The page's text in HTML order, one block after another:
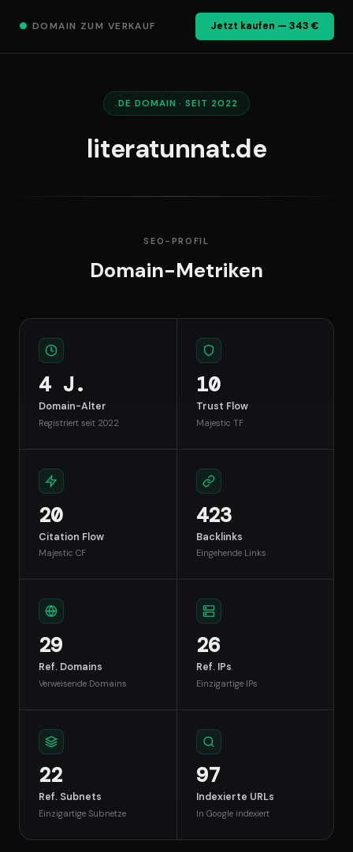
● DOMAIN ZUM VERKAUF Jetzt kaufen — 343 €
.DE DOMAIN · SEIT 2022
literatunnat.de
SEO-PROFIL
Domain-Metriken
4 J.
Domain-Alter
Registriert seit 2022
10
Trust Flow
Majestic TF
20
Citation Flow
Majestic CF
423
Backlinks
Eingehende Links
29
Ref. Domains
Verweisende Domains
26
Ref. IPs
Einzigartige IPs
22
Ref. Subnets
Einzigartige Subnetze
97
Indexierte URLs
In Google indexiert